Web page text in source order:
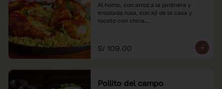
Al horno, con arroz a la jardinera y
ensalada rusa, con aji de la casa y
rocoto con china.
soles e incluyen impuestos de ley y
recargo al consumo.
S/ 109.00
Pollito del campo